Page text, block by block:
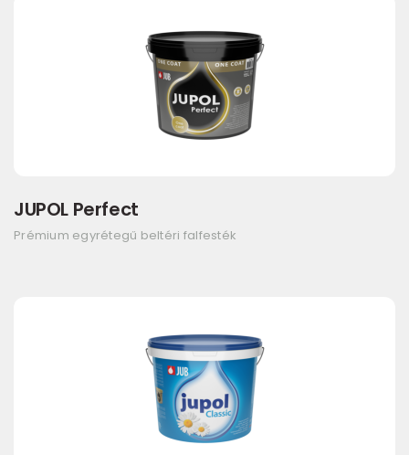
JUPOL Perfect
Prémium egyrétegű beltéri falfesték